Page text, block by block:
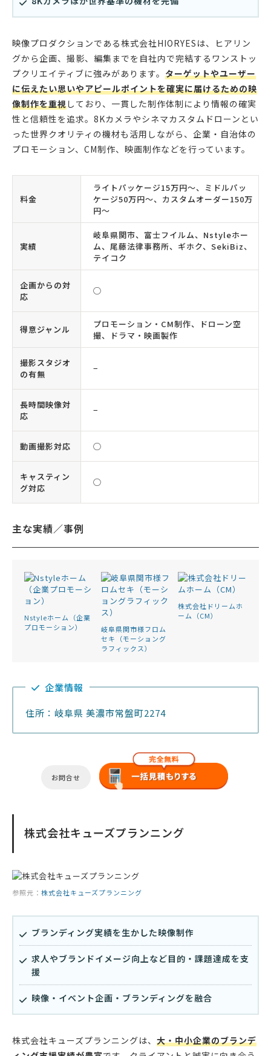
映像プロダクションである株式会社HIORYESは、ヒアリン
グから企画、撮影、編集までを自社内で完結するワンストッ
プクリエイティブに強みがあります。 ターゲットやユーザー
に伝えたい思いやアピールポイントを確実に届けるための映
像制作を重視しており、一貫した制作体制により情報の確実
性と信頼性を追求。8Kカメラやシネマカスタムドローンとい
った世界クオリティの機材も活用しながら、企業・自治体の
プロモーション、CM制作、映画制作などを行っています。
料金
ライトパッケージ15万円〜、ミドルパッ
ケージ50万円〜、カスタムオーダー150万
円〜
実績
岐阜県関市、富士フイルム、Nstyleホー
ム、尾藤法律事務所、ギホク、SekiBiz、
テイコク
企画からの対
応
◯
得意ジャンル
プロモーション・CM制作、ドローン空
撮、ドラマ・映画製作
撮影スタジオ
の有無
−
長時間映像対
応
−
動画撮影対応 ◯
キャスティン
グ対応
◯
主な実績／事例
Nstyleホーム（企業
プロモーション）
岐阜県関市様フロム
セキ（モーショング
ラフィックス）
株式会社ドリームホ
ーム（CM）
企業情報
住所：岐阜県 美濃市常盤町2274
お問合せ
株式会社キューズプランニング
参照元： 株式会社キューズプランニング
ブランディング実績を生かした映像制作
求人やブランドイメージ向上など目的・課題達成を支
援
映像・イベント企画・ブランディングを融合
株式会社キューズプランニングは、 大・中小企業のブランデ